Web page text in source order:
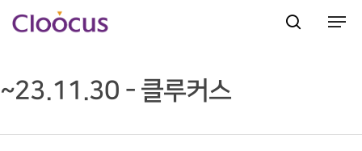
Hit enter to search or ESC to close
~23.11.30 - 클루커스